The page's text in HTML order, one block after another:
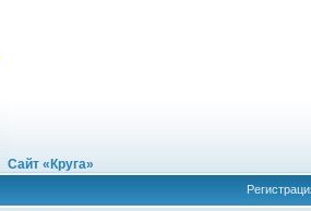
Сайт «Круга»